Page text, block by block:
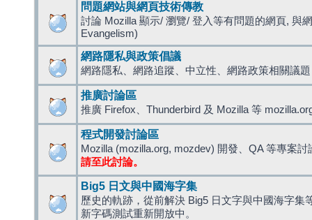
問題網站與網頁技術傳教
討論 Mozilla 顯示/ 瀏覽/ 登入等有問題的網頁, 與
Evangelism)
網路隱私與政策倡議
網路隱私、網路追蹤、中立性、網路政策相關議題
推廣討論區
推廣 Firefox、Thunderbird 及 Mozilla 等
程式開發討論區
Mozilla (mozilla.org, mozdev) 開發、QA 等專案討
請至此討論。
Big5 日文與中國海字集
歷史的軌跡，從前解決 Big5 日文字與中國海字集
新字碼測試重新開放中。